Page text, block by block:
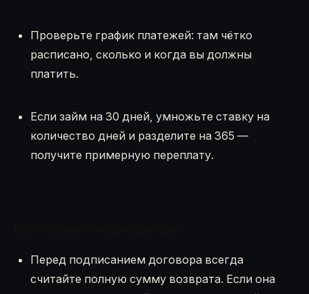
Проверьте график платежей: там чётко
расписано, сколько и когда вы должны
платить.
Если займ на 30 дней, умножьте ставку на
количество дней и разделите на 365 —
получите примерную переплату.
Перед подписанием договора всегда
считайте полную сумму возврата. Если она